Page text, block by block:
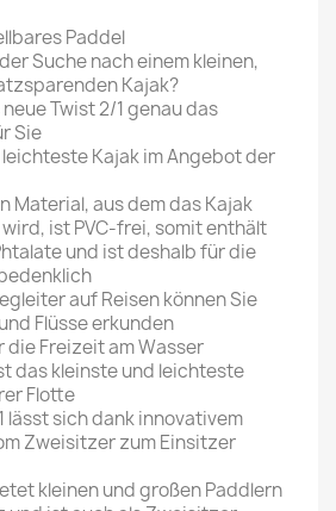
Paddel
Suche nach einem kleinen,
Kajak?
Twist 2/1 genau das
Sie
Kajak im Angebot der
Material, aus dem das Kajak
ist PVC-frei, somit enthält
und ist deshalb für die
auf Reisen können Sie
Flüsse erkunden
die Freizeit am Wasser
das kleinste und leichteste
Flotte
lässt sich dank innovativem
Zweisitzer zum Einsitzer
kleinen und großen Paddlern